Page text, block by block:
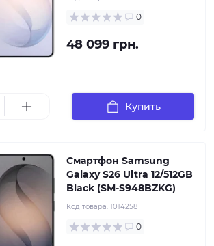
0
48 099 грн.
Купить
Смартфон Samsung
Galaxy S26 Ultra 12/512GB
Black (SM-S948BZKG)
Код товара: 1014258
0